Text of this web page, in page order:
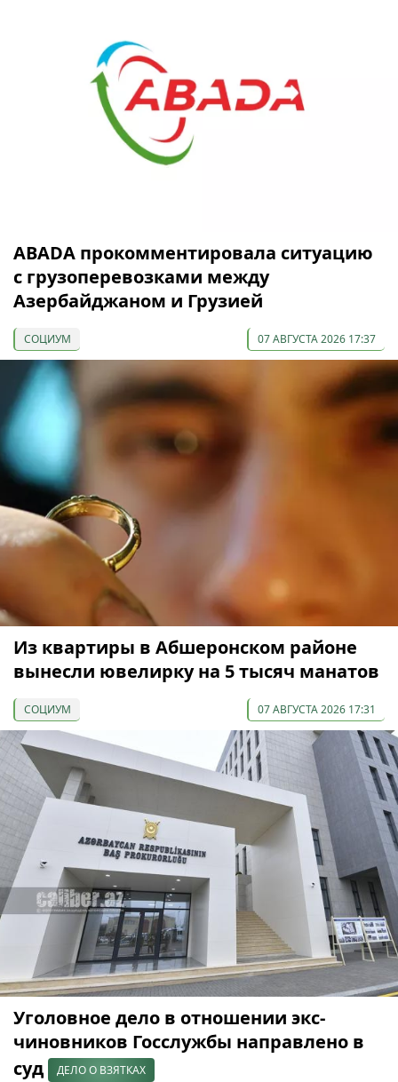
ABADA прокомментировала ситуацию
с грузоперевозками между
Азербайджаном и Грузией
СОЦИУМ 07 АВГУСТА 2026 17:37
Из квартиры в Абшеронском районе
вынесли ювелирку на 5 тысяч манатов
СОЦИУМ 07 АВГУСТА 2026 17:31
Уголовное дело в отношении экс-
чиновников Госслужбы направлено в
суд
ДЕЛО О ВЗЯТКАХ